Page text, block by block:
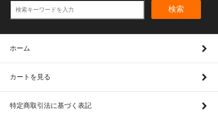
検索
ホーム
カートを見る
特定商取引法に基づく表記